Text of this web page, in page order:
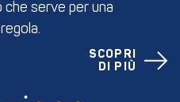
che serve per una
SCOPRI
DI PIÙ